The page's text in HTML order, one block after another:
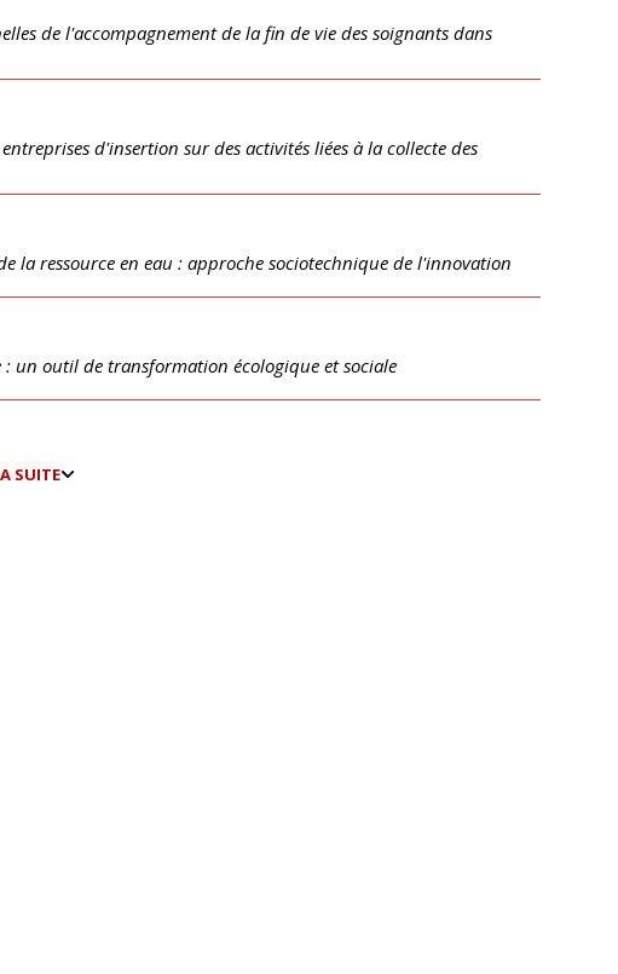
de l'accompagnement de la fin de vie des soignants dans
d'insertion sur des activités liées à la collecte des
la ressource en eau : approche sociotechnique de l'innovation
: un outil de transformation écologique et sociale
SUITE